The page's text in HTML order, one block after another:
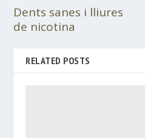
Dents sanes i lliures
de nicotina
RELATED POSTS